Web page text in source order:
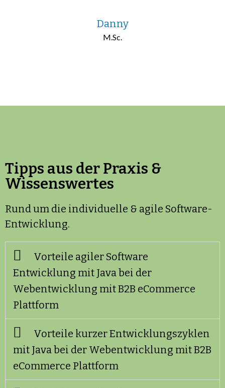
Danny
M.Sc.
Tipps aus der Praxis &
Wissenswertes
Rund um die individuelle & agile Software-
Entwicklung.
Vorteile agiler Software
Entwicklung mit Java bei der
Webentwicklung mit B2B eCommerce
Plattform
Vorteile kurzer Entwicklungszyklen
mit Java bei der Webentwicklung mit B2B
eCommerce Plattform